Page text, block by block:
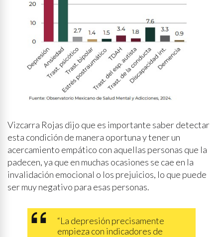
Vizcarra Rojas dijo que es importante saber detectar
esta condición de manera oportuna y tener un
acercamiento empático con aquellas personas que la
padecen, ya que en muchas ocasiones se cae en la
invalidación emocional o los prejuicios, lo que puede
ser muy negativo para esas personas.
“La depresión precisamente
empieza con indicadores de